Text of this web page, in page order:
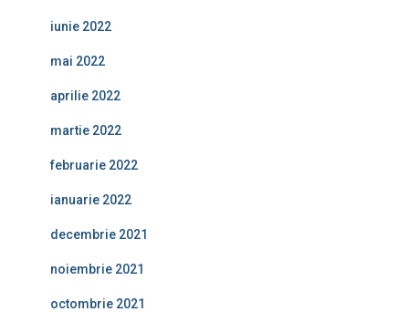
iunie 2022
mai 2022
aprilie 2022
martie 2022
februarie 2022
ianuarie 2022
decembrie 2021
noiembrie 2021
octombrie 2021